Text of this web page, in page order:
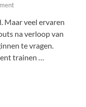
Maar veel ervaren
na verloop van
te vragen.
trainen …